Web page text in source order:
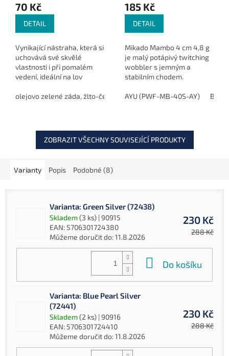
70 Kč
DETAIL
Vynikající nástraha, která si
uchovává své skvělé
vlastnosti i při pomalém
vedení, ideální na lov
ryb.
olejovo zelené záda, žlto-červené břicho (87205502) zelená
185 Kč
DETAIL
Mikado Mambo 4 cm 4,8 g
je malý potápivý twitching
wobbler s jemným a
stabilním chodem.
proudných a těžko
AYU (PWF-MB-40S-AY) Blue
ZOBRAZIT VŠECHNY SOUVISEJÍCÍ PRODUKTY
Varianty Popis Podobné (8)
Varianta: Green Silver (72438)
Skladem(3 ks) | 90915
EAN: 5706301724380
Můžeme doručit do:11.8.2026
230 Kč
288 Kč
Do košíku
Varianta: Blue Pearl Silver
(72441)
Skladem(2 ks) | 90916
EAN: 5706301724410
Můžeme doručit do:11.8.2026
230 Kč
288 Kč